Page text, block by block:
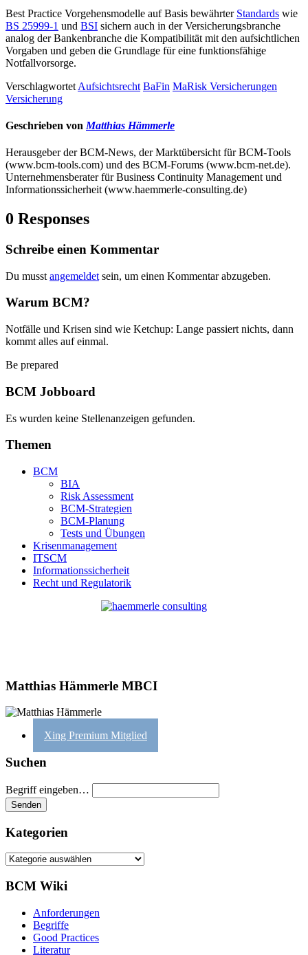
Best Practice Vorgehensmodelle auf Basis bewährter Standards wie
BS 25999-1 und BSI sichern auch in der Versicherungsbranche
analog der Bankenbranche die Kompatibilität mit den aufsichtlichen
Vorgaben und geben die Grundlage für eine funktionsfähige
Notfallvorsorge.
Verschlagwortet Aufsichtsrecht BaFin MaRisk Versicherungen
Versicherung
Geschrieben von Matthias Hämmerle
Herausgeber der BCM-News, der Marktübersicht für BCM-Tools
(www.bcm-tools.com) und des BCM-Forums (www.bcm-net.de).
Unternehmensberater für Business Continuity Management und
Informationssicherheit (www.haemmerle-consulting.de)
0 Responses
Schreibe einen Kommentar
Du musst angemeldet sein, um einen Kommentar abzugeben.
Warum BCM?
Notfälle und Krisen sind wie Ketchup: Lange passiert nichts, dann
kommt alles auf einmal.
Be prepared
BCM Jobboard
Es wurden keine Stellenanzeigen gefunden.
Themen
BCM
BIA
Risk Assessment
BCM-Strategien
BCM-Planung
Tests und Übungen
Krisenmanagement
ITSCM
Informationssicherheit
Recht und Regulatorik
Matthias Hämmerle MBCI
Xing Premium Mitglied
Suchen
Begriff eingeben…
Kategorien
Kategorien
BCM Wiki
Anforderungen
Begriffe
Good Practices
Literatur